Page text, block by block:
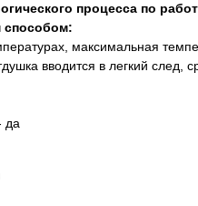
процесса по
максимальная
вводится в легкий след,
да